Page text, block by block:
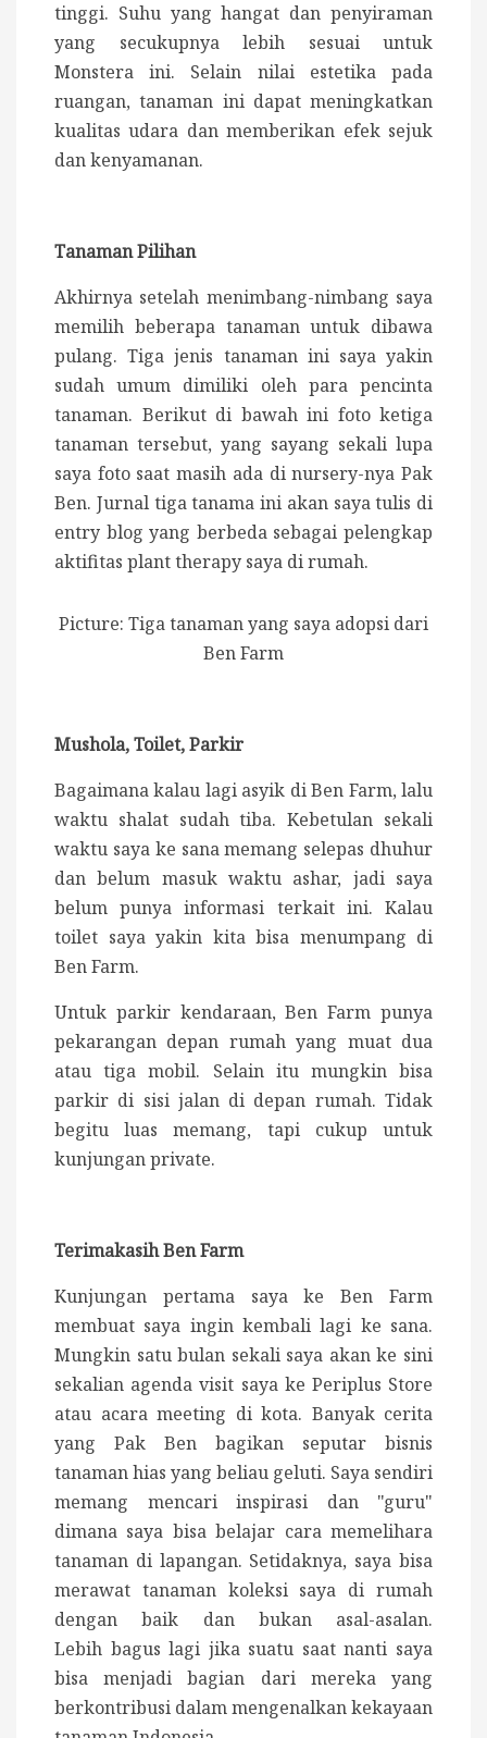
tinggi. Suhu yang hangat dan penyiraman
yang secukupnya lebih sesuai untuk
Monstera ini. Selain nilai estetika pada
ruangan, tanaman ini dapat meningkatkan
kualitas udara dan memberikan efek sejuk
dan kenyamanan.
Tanaman Pilihan
Akhirnya setelah menimbang-nimbang saya
memilih beberapa tanaman untuk dibawa
pulang. Tiga jenis tanaman ini saya yakin
sudah umum dimiliki oleh para pencinta
tanaman. Berikut di bawah ini foto ketiga
tanaman tersebut, yang sayang sekali lupa
saya foto saat masih ada di nursery-nya Pak
Ben. Jurnal tiga tanama ini akan saya tulis di
entry blog yang berbeda sebagai pelengkap
aktifitas plant therapy saya di rumah.
Picture: Tiga tanaman yang saya adopsi dari
Ben Farm
Mushola, Toilet, Parkir
Bagaimana kalau lagi asyik di Ben Farm, lalu
waktu shalat sudah tiba. Kebetulan sekali
waktu saya ke sana memang selepas dhuhur
dan belum masuk waktu ashar, jadi saya
belum punya informasi terkait ini. Kalau
toilet saya yakin kita bisa menumpang di
Ben Farm.
Untuk parkir kendaraan, Ben Farm punya
pekarangan depan rumah yang muat dua
atau tiga mobil. Selain itu mungkin bisa
parkir di sisi jalan di depan rumah. Tidak
begitu luas memang, tapi cukup untuk
kunjungan private.
Terimakasih Ben Farm
Kunjungan pertama saya ke Ben Farm
membuat saya ingin kembali lagi ke sana.
Mungkin satu bulan sekali saya akan ke sini
sekalian agenda visit saya ke Periplus Store
atau acara meeting di kota. Banyak cerita
yang Pak Ben bagikan seputar bisnis
tanaman hias yang beliau geluti. Saya sendiri
memang mencari inspirasi dan "guru"
dimana saya bisa belajar cara memelihara
tanaman di lapangan. Setidaknya, saya bisa
merawat tanaman koleksi saya di rumah
dengan baik dan bukan asal-asalan.
Lebih bagus lagi jika suatu saat nanti saya
bisa menjadi bagian dari mereka yang
berkontribusi dalam mengenalkan kekayaan